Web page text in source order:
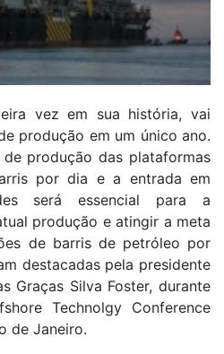
vez em sua história, vai
produção em um único ano.
produção das plataformas
por dia e a entrada em
será essencial para a
produção e atingir a meta
de barris de petróleo por
destacadas pela presidente
Graças Silva Foster, durante
Technolgy Conference
de Janeiro.